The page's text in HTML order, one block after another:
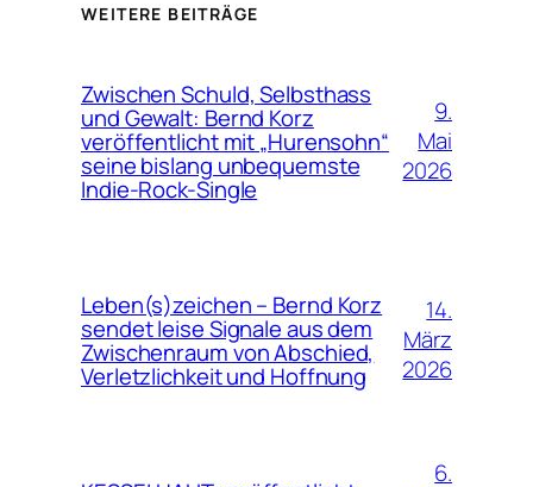
WEITERE BEITRÄGE
Zwischen Schuld, Selbsthass
und Gewalt: Bernd Korz
veröffentlicht mit „Hurensohn“
seine bislang unbequemste
Indie-Rock-Single
9.
Mai
2026
Leben(s)zeichen – Bernd Korz
sendet leise Signale aus dem
Zwischenraum von Abschied,
Verletzlichkeit und Hoffnung
14.
März
2026
6.